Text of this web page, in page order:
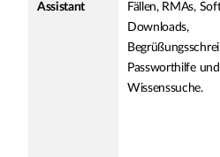
Assistant
Fällen, RMAs,
Downloads,
Passworthilfe und
Wissenssuche.